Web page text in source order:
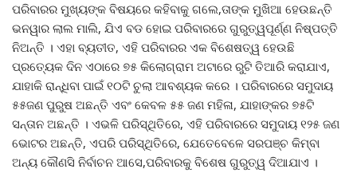
ପରିବାରର ମୁଖ୍ୟଙ୍କ ବିଷୟରେ କହିବାକୁ ଗଲେ,ତାଙ୍କ ମୁଖିଆ ହେଉଛନ୍ତି
ଭନୱାର ଲାଲ ମାଲି, ଯିଏ ବଡ ହୋଇ ପରିବାରରେ ଗୁରୁତ୍ୱପୂର୍ଣ୍ଣ ନିଷ୍ପତ୍ତି
ନିଅନ୍ତି । ଏହା ବ୍ୟତୀତ, ଏହି ପରିବାରର ଏକ ବିଶେଷତ୍ୱ ​​ହେଉଛି
ପ୍ରତ୍ୟେକ ଦିନ ଏଠାରେ ୭୫ କିଲୋଗ୍ରାମ ଅଟାରେ ରୁଟି ତିଆରି କରାଯାଏ,
ଯାହାକି ରାନ୍ଧିବା ପାଇଁ ୧୦ଟି ଚୁଲା ଆବଶ୍ୟକ କରେ । ପରିବାରରେ ସମୁଦାୟ
୫୫ଜଣ ପୁରୁଷ ଅଛନ୍ତି ଏବଂ କେବଳ ୫୫ ଜଣ ମହିଳା, ଯାହାଙ୍କର ୭୫ଟି
ସନ୍ତାନ ଅଛନ୍ତି । ଏଭଳି ପରିସ୍ଥିତିରେ, ଏହି ପରିବାରରେ ସମୁଦାୟ ୧୨୫ ଜଣ
ଭୋଟର ଅଛନ୍ତି, ଏପରି ପରିସ୍ଥିତିରେ, ଯେତେବେଳେ ସରପଞ୍ଚ କିମ୍ବା
ଅନ୍ୟ କୌଣସି ନିର୍ବାଚନ ଆସେ,ପରିବାରକୁ ବିଶେଷ ଗୁରୁତ୍ୱ ଦିଆଯାଏ ।